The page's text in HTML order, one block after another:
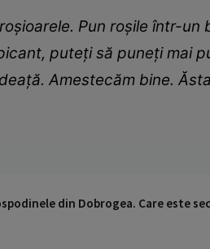
Pun roșile într-un
puteți să puneți mai
Amestecăm bine.
din Dobrogea. Care este